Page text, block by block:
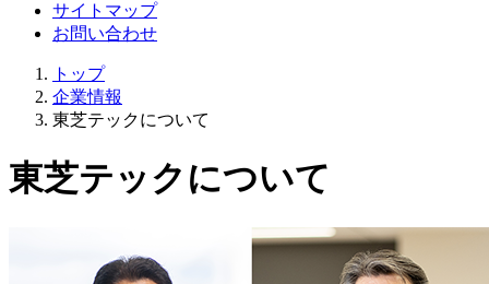
サイトマップ
お問い合わせ
トップ
企業情報
東芝テックについて
東芝テックについて